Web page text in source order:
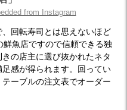
from Instagram
回転寿司とは思えないほど
魚店ですので信頼できる独
の店主に選び抜かれたネタ
感が得られます。回ってい
ーブルの注文表でオーダー